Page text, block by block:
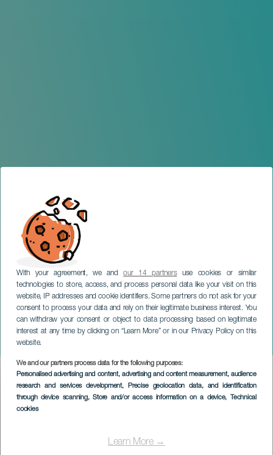
With your agreement, we andour 14 partnersuse cookies or similar
technologies to store, access, and process personal data like your visit on this
website, IP addresses and cookie identifiers. Some partners do not ask for your
consent to process your data and rely on their legitimate business interest. You
can withdraw your consent or object to data processing based on legitimate
interest at any time by clicking on “Learn More” or in our Privacy Policy on this
website.
We and our partners process data for the following purposes:
Personalised advertising and content, advertising and content measurement, audience
research and services development, Precise geolocation data, and identification
through device scanning, Store and/or access information on a device, Technical
cookies
Learn More →
Carmen Boza & Ari
Jimenez -Simbiosis
GRAN CANARIA
Imagen
Listado